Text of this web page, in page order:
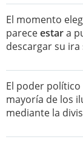
El momento
pareceestara
descargar su
El poder
mayoría de los
mediante la